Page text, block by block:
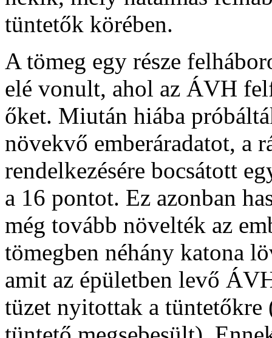
tüntetők körében.
A tömeg egy része
elé vonult, ahol az ÁVH
őket. Miután hiába
növekvő emberáradatot, a
rendelkezésére bocsátott
a 16 pontot. Ez azonban
még tovább növelték az
tömegben néhány katona
amit az épületben levő
tüzet nyitottak a tüntetőkre